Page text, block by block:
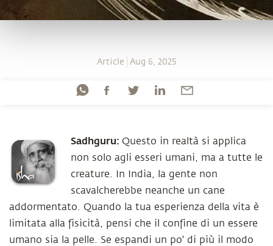
Article Aug 6, 2025
Sadhguru: Questo in realtà si applica
non solo agli esseri umani, ma a tutte le
creature. In India, la gente non
scavalcherebbe neanche un cane
addormentato. Quando la tua esperienza della vita è
limitata alla fisicità, pensi che il confine di un essere
umano sia la pelle. Se espandi un po' di più il modo